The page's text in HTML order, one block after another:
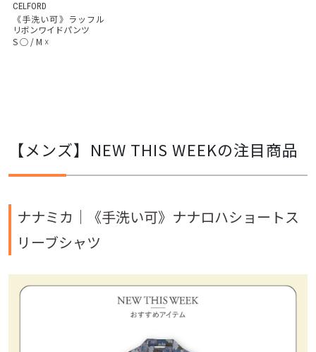
CELFORD
《手洗い可》ラッフル
リボンワイドパンツ
S◯ /M ☓
【メンズ】NEW THIS WEEKの注目商品
ナナミカ｜
《手洗い可》ナナロハショートス
リーブシャツ